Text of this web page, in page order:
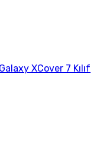
XCover 7 Kılıf